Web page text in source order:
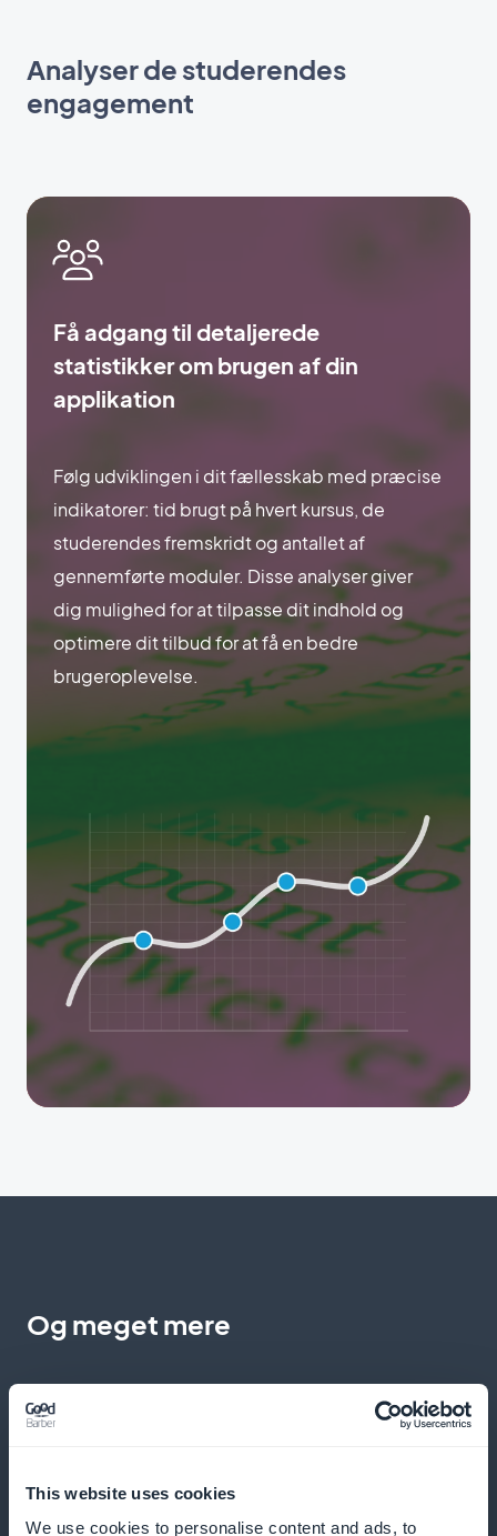
This website uses cookies
We use cookies to personalise content and ads, to
Analyser de studerendes
engagement
Få adgang til detaljerede
statistikker om brugen af din
applikation
Følg udviklingen i dit fællesskab med præcise
indikatorer: tid brugt på hvert kursus, de
studerendes fremskridt og antallet af
gennemførte moduler. Disse analyser giver
dig mulighed for at tilpasse dit indhold og
optimere dit tilbud for at få en bedre
brugeroplevelse.
Og meget mere
Tilføjelse af undervisningsvideoer